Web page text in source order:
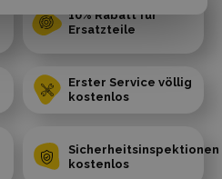
10% Rabatt für
Ersatzteile
Erster Service völlig
kostenlos
Sicherheitsinspektionen
kostenlos